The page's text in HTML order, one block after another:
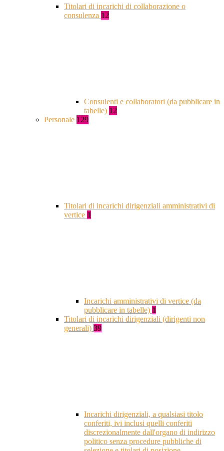
Titolari di incarichi di collaborazione o
consulenza 12
Consulenti e collaboratori (da pubblicare in
tabelle) 12
Personale 129
Titolari di incarichi dirigenziali amministrativi di
vertice 1
Incarichi amministrativi di vertice (da
pubblicare in tabelle) 1
Titolari di incarichi dirigenziali (dirigenti non
generali) 39
Incarichi dirigenziali, a qualsiasi titolo
conferiti, ivi inclusi quelli conferiti
discrezionalmente dall'organo di indirizzo
politico senza procedure pubbliche di